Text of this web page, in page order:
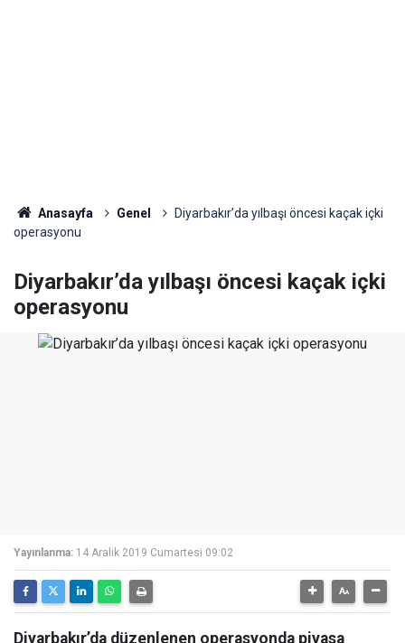
Anasayfa Genel
Diyarbakır’da yılbaşı öncesi kaçak içki
operasyonu
Diyarbakır’da yılbaşı öncesi kaçak içki
operasyonu
Yayınlanma: 14 Aralık 2019 Cumartesi 09:02
Diyarbakır’da düzenlenen operasyonda piyasa